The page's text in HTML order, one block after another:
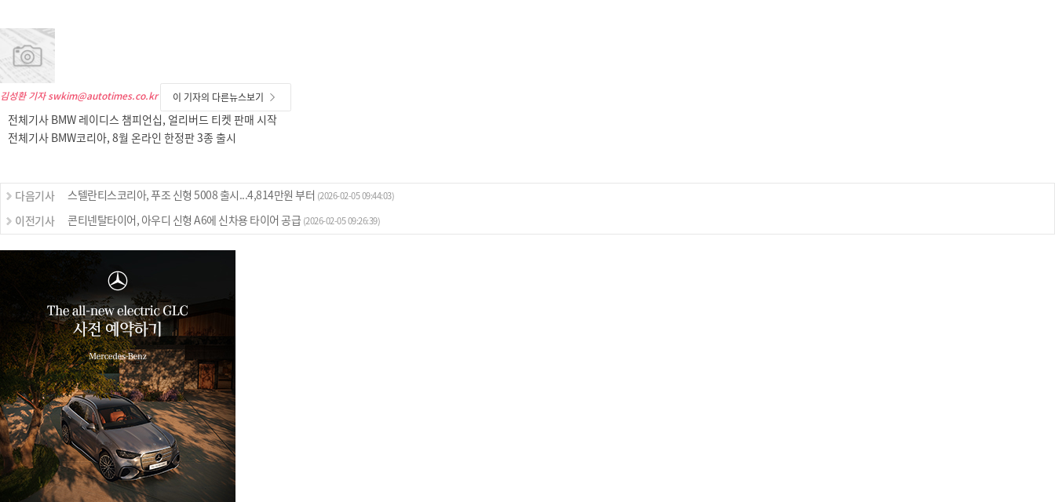
김성환 기자 swkim@autotimes.co.kr 이 기자의 다른뉴스보기
전체기사 BMW 레이디스 챔피언십, 얼리버드 티켓 판매 시작
전체기사 BMW코리아, 8월 온라인 한정판 3종 출시
다음기사 스텔란티스코리아, 푸조 신형 5008 출시...4,814만원 부터 (2026-02-05 09:44:03)
이전기사 콘티넨탈타이어, 아우디 신형 A6에 신차용 타이어 공급 (2026-02-05 09:26:39)